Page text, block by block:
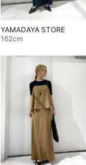
YAMADAYA STORE
162cm